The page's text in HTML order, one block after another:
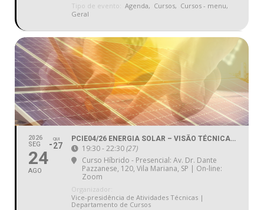
Tipo de evento:
Agenda, Cursos, Cursos - menu,
Geral
2026
SEG
24
AGO
QUI
27
PCIE04/26 ENERGIA SOLAR – VISÃO TÉCNICA COMERCIAL
19:30 - 22:30(27)
Curso Híbrido - Presencial: Av. Dr. Dante
Pazzanese, 120, Vila Mariana, SP | On-line:
Zoom
Organizador:
Vice-presidência de Atividades Técnicas |
Departamento de Cursos